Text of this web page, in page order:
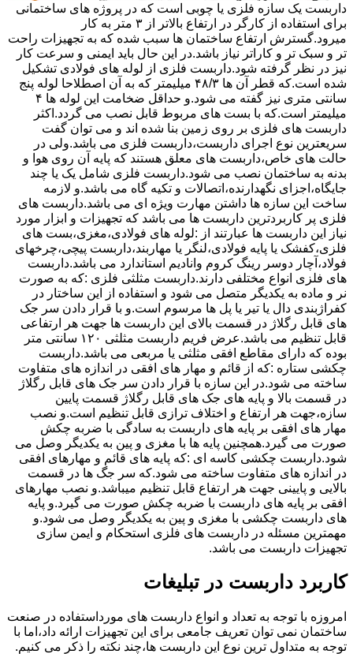
داربست یک سازه فلزی یا چوبی است که در پروژه های ساختمانی
برای استفاده از کارگر در ارتفاع بالاتر از ۳ متر به کار
میرود.گسترش ارتفاع ساختمان ها سبب شده که به تجهیزات راحت
تر و سبک تر و کاراتر نیاز باشد.در این حال باید ایمنی و سرعت کار
نیز در نظر گرفته شود.داربست فلزی از لوله های فولادی تشکیل
شده است.که قطر آن ها ۴۸/۳ میلیمتر که به آن اصطلاحا لوله پنج
سانتی متری نیز گفته می شود.و حداقل ضخامت این لوله ها ۴
میلیمتر است.که با بست های مربوط قابل نصب می گردد.اکثر
داربست های فلزی بر روی زمین بنا شده اند و می توان گفت
سریعترین نوع اجرای داربست،داربست فلزی می باشد.ولی در
حالت های خاص،داربست های معلق هستند که پایه آن روی هوا و
بدنه به ساختمان نصب می شود.داربست فلزی شامل یک یا چند
جایگاه،اجزای نگهدارنده،اتصالات و تکیه گاه می باشد.و لازمه
ساخت این سازه ها داشتن مهارت ویژه ای می باشد.داربست های
فلزی پر کاربردترین داربست ها می باشد که تجهیزات و ابزار مورد
نیاز این داربست ها عبارتند از :لوله های فولادی،مغزی،بست های
فلزی،کفشک یا پایه فولادی،لنگر یا مهاربند،داربست پیچی،چرخهای
فولاد،آچار دوسر رینگ کروم وانادیم استاندارد می باشد.داربست
های فلزی انواع مختلفی دارند.داربست مثلثی فلزی :که به صورت
نر و ماده به یکدیگر متصل می شود و استفاده از این ساختار در
کفراژبندی دال یا تیر یا پل ها مرسوم است.و با قرار دادن سر جک
های قابل رگلاژ در قسمت بالای این داربست ها جهت هر ارتفاعی
قابل تنظیم می باشد.عرض فریم داربست مثلثی ۱۲۰ سانتی متر
بوده که دارای مقاطع افقی مثلثی یا مربعی می باشد.داربست
چکشی ستاره :که از قائم و مهار های افقی در اندازه های متفاوت
ساخته می شود.در این سازه با قرار دادن سر جک های قابل رگلاژ
در قسمت بالا و پایه های جک های قابل رگلاژ قسمت پایین
سازه،جهت هر ارتفاع و اختلاف ترازی قابل تنظیم است.و نصب
مهار های افقی بر پایه های داربست به سادگی با ضربه چکش
صورت می گیرد.همچنین پایه ها با مغزی و پین به یکدیگر وصل می
شود.داربست چکشی کاسه ای :که پایه های قائم و مهارهای افقی
در اندازه های متفاوت ساخته می شود.که سر جگ ها در قسمت
بالایی و پایینی جهت هر ارتفاع قابل تنظیم میباشد.و نصب مهارهای
افقی بر پایه های داربست با ضربه چکش صورت می گیرد.و پایه
های داربست چکشی با مغزی و پین به یکدیگر وصل می شود.و
مهمترین مسئله در داربست های فلزی استحکام و ایمن سازی
تجهیزات داربست می باشد.
کاربرد داربست در تبلیغات
امروزه با توجه به تعداد و انواع داربست های مورداستفاده در صنعت
ساختمان نمی توان تعریف جامعی برای این تجهیزات ارائه داد،اما با
توجه به متداول ترین نوع این داربست ها،چند نکته را ذکر می کنیم.